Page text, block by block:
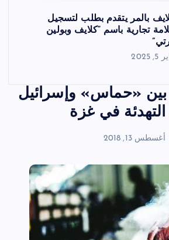
بالمر يتقدم بطلب لتسجيل
تجارية باسم “كلايف وبولين
2025
«حماس» وإسرائيل
في غزة
أغسطس 13, 2018